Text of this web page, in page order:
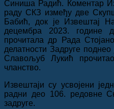
Синиша Радић.
Коментар
раду СКЗ између две
Бабић, док је Извештај
децембра 2023. године
прочитала др Рада
делатности Задруге
Славољуб Лукић
чланство.
Извештаји су усвојени
радни део 106. редовне
задруге.